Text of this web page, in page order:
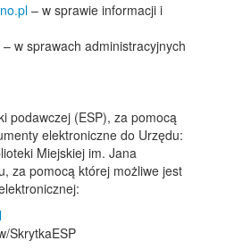
– w sprawie informacji i
– w sprawach administracyjnych
podawczej (ESP), za pomocą
elektroniczne do Urzędu:
Miejskiej im. Jana
za pomocą której możliwe jest
SkrytkaESP